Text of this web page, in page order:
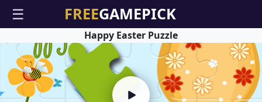
☰
Happy Easter Puzzle